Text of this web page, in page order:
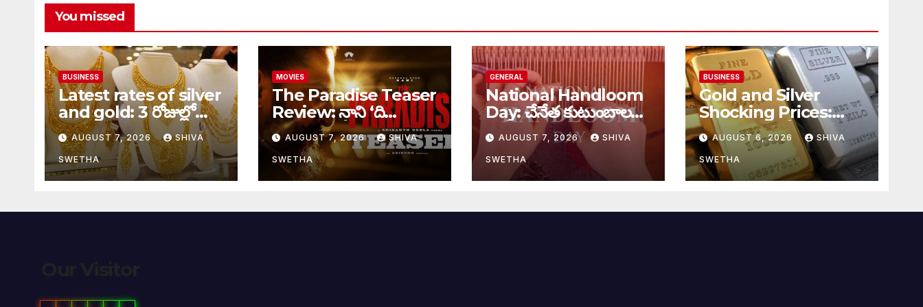
You missed
BUSINESS
Latest rates of silver
and gold: 3 రోజుల్లో
రూ.5వేల 900 పెరిగిన
తులం గోల్డ్…
AUGUST 7, 2026 SHIVA
SWETHA
MOVIES
The Paradise Teaser
Review: నాని ‘ది
ప్యారడైజ్’ టీజర్ రివ్యూ…
AUGUST 7, 2026 SHIVA
SWETHA
GENERAL
National Handloom
Day: చేనేత కుటుంబాలకు
భారీ ఊరట..
AUGUST 7, 2026 SHIVA
SWETHA
BUSINESS
Gold and Silver
Shocking Prices:
హైదరాబాదులో రూ.2వేల
900 పెరిగిన తులం రేటు…
AUGUST 6, 2026 SHIVA
SWETHA